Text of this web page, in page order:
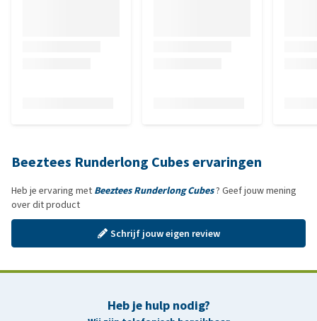
Beeztees Runderlong Cubes ervaringen
Heb je ervaring met Beeztees Runderlong Cubes? Geef jouw mening
over dit product
Schrijf jouw eigen review
Heb je hulp nodig?